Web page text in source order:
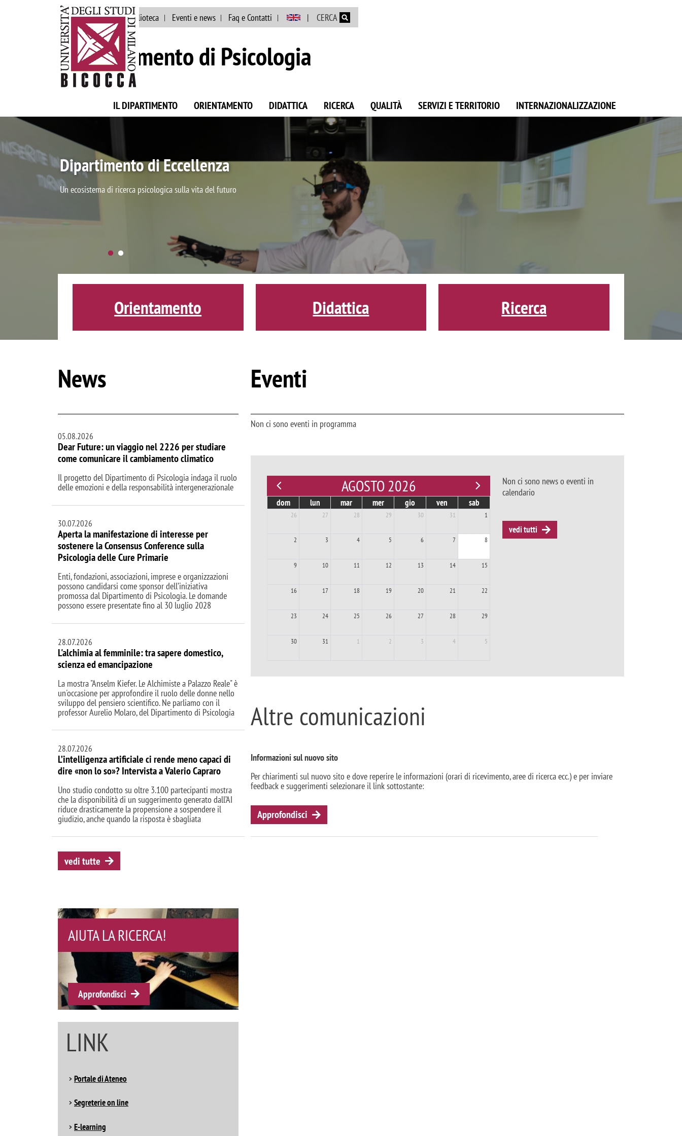
Salta al contenuto principale
Ateneo Staff Biblioteca Eventi e news Faq e Contatti CERCA
Dipartimento di Psicologia
IL DIPARTIMENTO ORIENTAMENTO DIDATTICA RICERCA QUALITÀ SERVIZI E TERRITORIO INTERNAZIONALIZZAZIONE
Scopri il Dipartimento di Psicologia
la nostra storia, le attività di ricerca e didattica del dipartimento
Orientamento Didattica Ricerca
News
05.08.2026
Dear Future: un viaggio nel 2226 per studiare
come comunicare il cambiamento climatico
Il progetto del Dipartimento di Psicologia indaga il ruolo
delle emozioni e della responsabilità intergenerazionale
30.07.2026
Aperta la manifestazione di interesse per
sostenere la Consensus Conference sulla
Psicologia delle Cure Primarie
Enti, fondazioni, associazioni, imprese e organizzazioni
possono candidarsi come sponsor dell’iniziativa
promossa dal Dipartimento di Psicologia. Le domande
possono essere presentate fino al 30 luglio 2028
28.07.2026
L'alchimia al femminile: tra sapere domestico,
scienza ed emancipazione
La mostra "Anselm Kiefer. Le Alchimiste a Palazzo Reale" è
un'occasione per approfondire il ruolo delle donne nello
sviluppo del pensiero scientifico. Ne parliamo con il
professor Aurelio Molaro, del Dipartimento di Psicologia
28.07.2026
L’intelligenza artificiale ci rende meno capaci di
dire «non lo so»? Intervista a Valerio Capraro
Uno studio condotto su oltre 3.100 partecipanti mostra
che la disponibilità di un suggerimento generato dall’AI
riduce drasticamente la propensione a sospendere il
giudizio, anche quando la risposta è sbagliata
vedi tutte
ORDINE DEGLI PSICOLOGI
DELLA LOMBARDIA
Approfondisci
LINK
Portale di Ateneo
Segreterie on line
E-learning
Eventi
Non ci sono eventi in programma
AGOSTO 2026
dom lun mar mer gio ven sab
26 27 28 29 30 31 1
2 3 4 5 6 7 8
9 10 11 12 13 14 15
16 17 18 19 20 21 22
23 24 25 26 27 28 29
30 31 1 2 3 4 5
Non ci sono news o eventi in
calendario
vedi tutti
Altre comunicazioni
Informazioni sul nuovo sito
Per chiarimenti sul nuovo sito e dove reperire le informazioni (orari di ricevimento, aree di ricerca ecc.) e per inviare
feedback e suggerimenti selezionare il link sottostante:
Approfondisci